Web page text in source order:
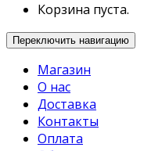
Корзина пуста.
Переключить навигацию
Магазин
О нас
Доставка
Контакты
Оплата